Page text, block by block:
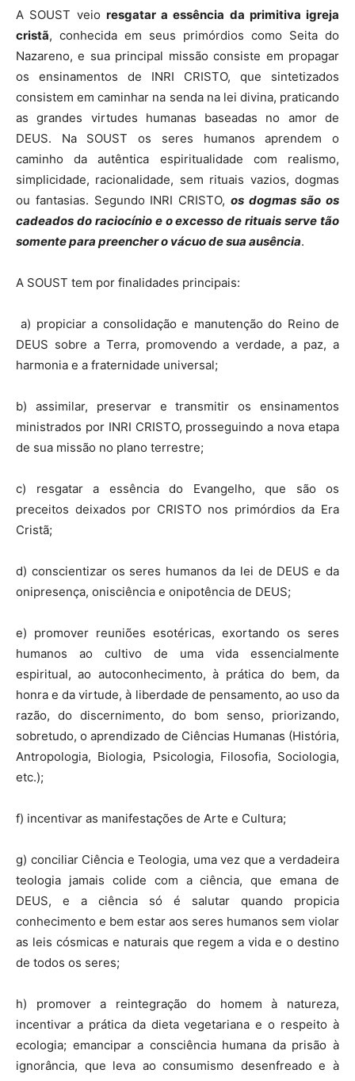
A SOUST veio resgatar a essência da primitiva igreja
cristã, conhecida em seus primórdios como Seita do
Nazareno, e sua principal missão consiste em propagar
os ensinamentos de INRI CRISTO, que sintetizados
consistem em caminhar na senda na lei divina, praticando
as grandes virtudes humanas baseadas no amor de
DEUS. Na SOUST os seres humanos aprendem o
caminho da autêntica espiritualidade com realismo,
simplicidade, racionalidade, sem rituais vazios, dogmas
ou fantasias. Segundo INRI CRISTO, os dogmas são os
cadeados do raciocínio e o excesso de rituais serve tão
somente para preencher o vácuo de sua ausência.
A SOUST tem por finalidades principais:
a) propiciar a consolidação e manutenção do Reino de
DEUS sobre a Terra, promovendo a verdade, a paz, a
harmonia e a fraternidade universal;
b) assimilar, preservar e transmitir os ensinamentos
ministrados por INRI CRISTO, prosseguindo a nova etapa
de sua missão no plano terrestre;
c) resgatar a essência do Evangelho, que são os
preceitos deixados por CRISTO nos primórdios da Era
Cristã;
d) conscientizar os seres humanos da lei de DEUS e da
onipresença, onisciência e onipotência de DEUS;
e) promover reuniões esotéricas, exortando os seres
humanos ao cultivo de uma vida essencialmente
espiritual, ao autoconhecimento, à prática do bem, da
honra e da virtude, à liberdade de pensamento, ao uso da
razão, do discernimento, do bom senso, priorizando,
sobretudo, o aprendizado de Ciências Humanas (História,
Antropologia, Biologia, Psicologia, Filosofia, Sociologia,
etc.);
f) incentivar as manifestações de Arte e Cultura;
g) conciliar Ciência e Teologia, uma vez que a verdadeira
teologia jamais colide com a ciência, que emana de
DEUS, e a ciência só é salutar quando propicia
conhecimento e bem estar aos seres humanos sem violar
as leis cósmicas e naturais que regem a vida e o destino
de todos os seres;
h) promover a reintegração do homem à natureza,
incentivar a prática da dieta vegetariana e o respeito à
ecologia; emancipar a consciência humana da prisão à
ignorância, que leva ao consumismo desenfreado e à